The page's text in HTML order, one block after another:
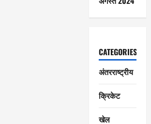
CATEGORIES
अंतरराष्ट्रीय
क्रिकेट
खेल